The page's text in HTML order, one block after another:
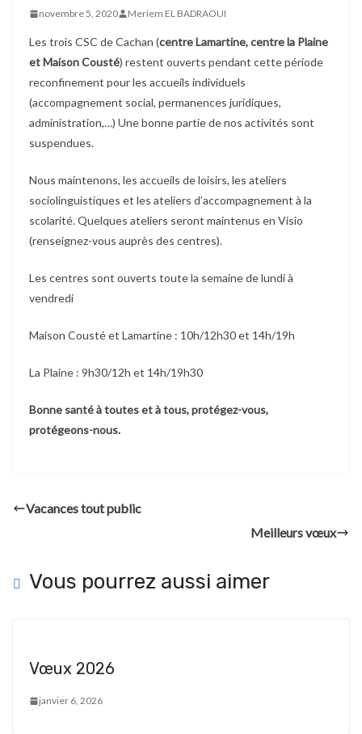
novembre 5, 2020 Meriem EL BADRAOUI
Les trois CSC de Cachan (centre Lamartine, centre la Plaine
et Maison Cousté) restent ouverts pendant cette période
reconfinement pour les accueils individuels
(accompagnement social, permanences juridiques,
administration,…) Une bonne partie de nos activités sont
suspendues.
Nous maintenons, les accueils de loisirs, les ateliers
sociolinguistiques et les ateliers d’accompagnement à la
scolarité. Quelques ateliers seront maintenus en Visio
(renseignez-vous auprès des centres).
Les centres sont ouverts toute la semaine de lundi à
vendredi
Maison Cousté et Lamartine : 10h/12h30 et 14h/19h
La Plaine : 9h30/12h et 14h/19h30
Bonne santé à toutes et à tous, protégez-vous,
protégeons-nous.
Vacances tout public
Meilleurs vœux
Vous pourrez aussi aimer
Vœux 2026
janvier 6, 2026